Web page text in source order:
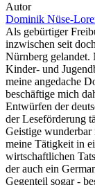
Autor
Dominik Nüse-
Als gebürtiger
inzwischen seit
Nürnberg gelandet.
Kinder- und
meine angedache
beschäftige mich
Entwürfen der
der Leseförderung
Geistige wunderbar
meine Tätigkeit in
wirtschaftlichen
der auch ein
Gegenteil sogar -